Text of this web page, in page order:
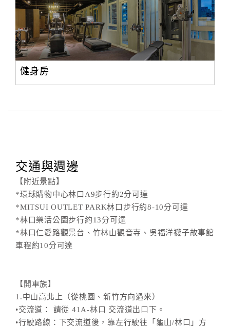
健身房
交通與週邊
【附近景點】
*環球購物中心林口A9步行約2分可達
*MITSUI OUTLET PARK林口步行約8-10分可達
*林口樂活公園步行約13分可達
*林口仁愛路觀景台、竹林山觀音寺、吳福洋襪子故事館
車程約10分可達
【開車族】
1.中山高北上（從桃園、新竹方向過來）
•交流道： 請從 41A-林口 交流道出口下。
•行駛路線：下交流道後，靠左行駛往「龜山/林口」方